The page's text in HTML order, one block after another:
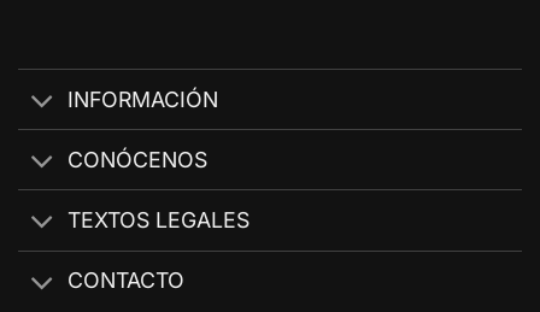
INFORMACIÓN
CONÓCENOS
TEXTOS LEGALES
CONTACTO